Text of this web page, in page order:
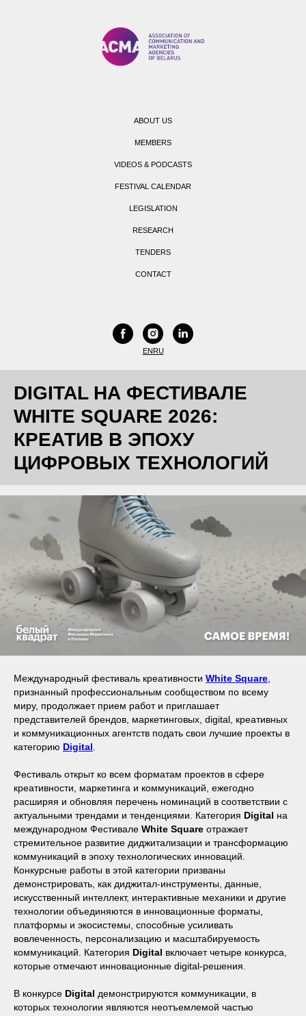
ABOUT US
MEMBERS
VIDEOS & PODCASTS
FESTIVAL CALENDAR
LEGISLATION
RESEARCH
TENDERS
CONTACT
ENRU
DIGITAL НА ФЕСТИВАЛЕ
WHITE SQUARE 2026:
КРЕАТИВ В ЭПОХУ
ЦИФРОВЫХ ТЕХНОЛОГИЙ
Международный фестиваль креативности White Square
признанный профессиональным сообществом по всему
миру, продолжает прием работ и приглашает
представителей брендов, маркетинговых, digital, креативных
и коммуникационных агентств подать свои лучшие проекты в
категорию Digital
Фестиваль открыт ко всем форматам проектов в сфере
креативности, маркетинга и коммуникаций, ежегодно
расширяя и обновляя перечень номинаций в соответствии с
актуальными трендами и тенденциями. Категория Digital на
международном Фестивале White Square отражает
стремительное развитие диджитализации и трансформацию
коммуникаций в эпоху технологических инноваций.
Конкурсные работы в этой категории призваны
демонстрировать, как диджитал-инструменты, данные,
искусственный интеллект, интерактивные механики и другие
технологии объединяются в инновационные форматы,
платформы и экосистемы, способные усиливать
вовлеченность, персонализацию и масштабируемость
коммуникаций. Категория Digital включает четыре конкурса,
которые отмечают инновационные digital-решения.
В конкурсе Digital демонстрируются коммуникации, в
которых технологии являются неотъемлемой частью